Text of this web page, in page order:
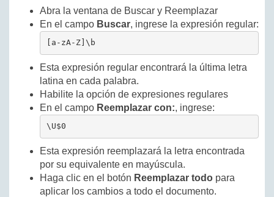
Abra la ventana de Buscar y Reemplazar
En el campo Buscar, ingrese la expresión regular:
[a-zA-Z]\b
Esta expresión regular encontrará la última letra
latina en cada palabra.
Habilite la opción de expresiones regulares
En el campo Reemplazar con:, ingrese:
\U$0
Esta expresión reemplazará la letra encontrada
por su equivalente en mayúscula.
Haga clic en el botón Reemplazar todo para
aplicar los cambios a todo el documento.